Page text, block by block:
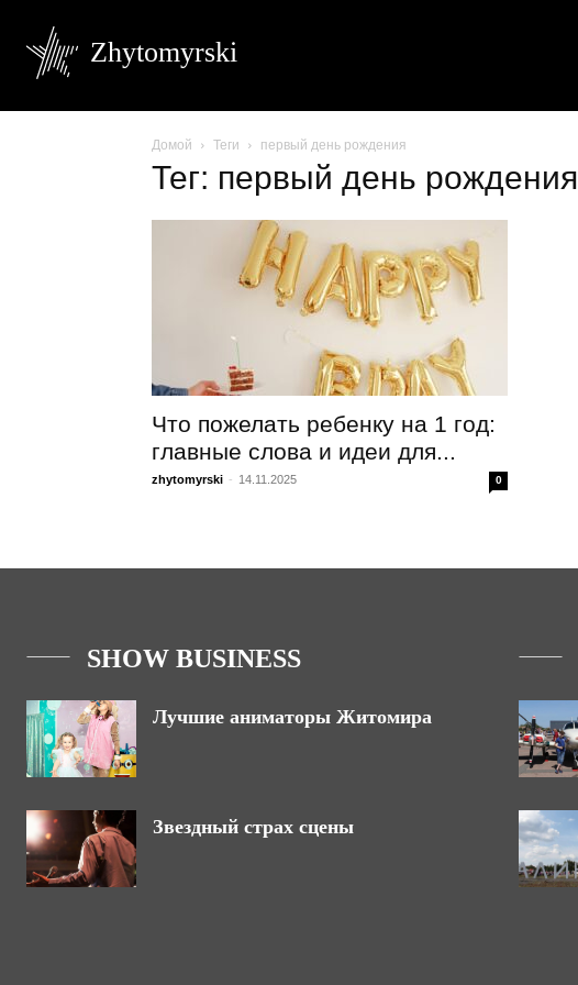
Zhytomyrski
Домой Теги первый день рождения
Тег: первый день рождения
Что пожелать ребенку на 1 год:
главные слова и идеи для...
zhytomyrski - 14.11.2025 0
SHOW BUSINESS
Лучшие аниматоры Житомира
Звездный страх сцены